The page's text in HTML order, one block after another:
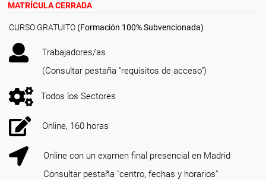
MATRÍCULA CERRADA
CURSO GRATUITO (Formación 100% Subvencionada)
Trabajadores/as
(Consultar pestaña "requisitos de acceso")
Todos los Sectores
Online, 160 horas
Online con un examen final presencial en Madrid
Consultar pestaña "centro, fechas y horarios"